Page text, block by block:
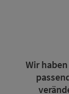
Wir